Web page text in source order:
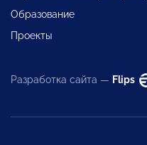
Образование
Проекты
Разработка сайта — Flips